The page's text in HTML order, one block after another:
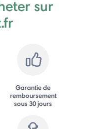
sur
Garantie de
remboursement
sous 30 jours